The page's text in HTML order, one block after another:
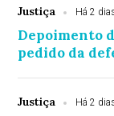
Justiça Há 2
Depoimento
pedido da
Justiça Há 2